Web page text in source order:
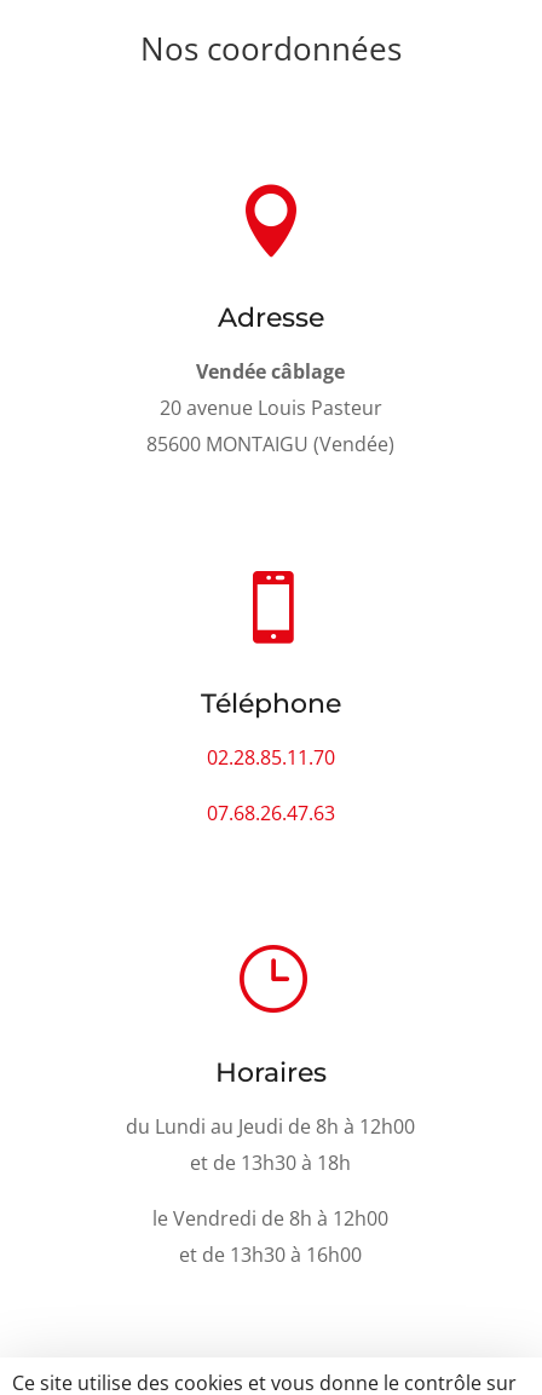
Nos coordonnées

Adresse
Vendée câblage
20 avenue Louis Pasteur
85600 MONTAIGU (Vendée)

Téléphone
02.28.85.11.70
07.68.26.47.63
}
Horaires
du Lundi au Jeudi de 8h à 12h00
et de 13h30 à 18h
le Vendredi de 8h à 12h00
et de 13h30 à 16h00
Ce site utilise des cookies et vous donne le contrôle sur